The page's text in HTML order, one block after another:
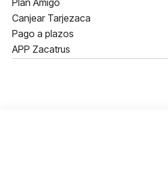
Plan Amigo
Canjear Tarjezaca
Pago a plazos
APP Zacatrus